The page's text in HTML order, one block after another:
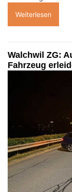
Weiterlesen
Walchwil ZG:
Fahrzeug